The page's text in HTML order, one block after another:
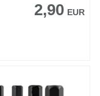
2,90 EUR